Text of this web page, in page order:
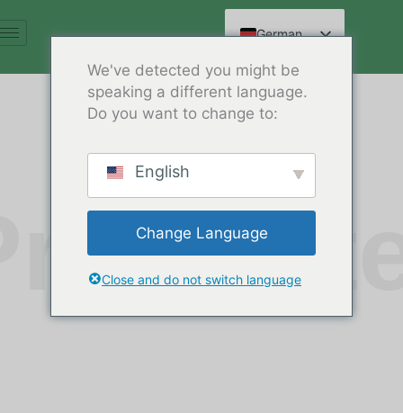
Inhalt
German
English
Spanish
Arabic
French
Russian
Hindi
Chinese
We've detected you might be
speaking a different language.
Do you want to change to:
English
Change Language
Close and do not switch language